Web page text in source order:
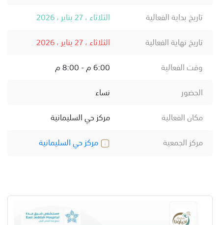
تاريخ بداية الفعالية
الثلاثاء ، 27 يناير ، 2026
تاريخ نهاية الفعالية
الثلاثاء ، 27 يناير ، 2026
وقت الفعالية
6:00 م - 8:00 م
الحضور
نساء
مكان الفعالية
مركز حي السليمانية
مركز الجمعية
مركز حي السليمانية